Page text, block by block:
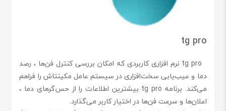
tg pro
tg pro نرم افزاری کاربردی که امکان بررسی کنترل فن‌ها ، رصد
دما و عیب‌یابی سخت‌افزاری در سیستم عامل مکینتاش را فراهم
می‌کند. برنامه tg pro بیشترین اطلاعات را از حس‌گرهای دما ،
اعلان‌ها و سرعت فن‌ها در اختیار کاربر می‌گذارد.